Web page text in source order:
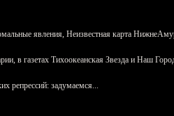
явления, Неизвестная карта
в газетах Тихоокеанская Звезда и Наш
репрессий: задумаемся...